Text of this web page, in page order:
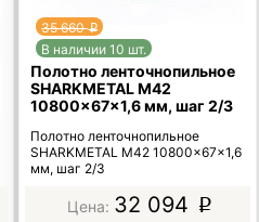
35 660p
В наличии 10 шт.
Полотно ленточнопильное
SHARKMETAL M42
10800×67×1,6 мм, шаг 2/3
Полотно ленточнопильное
SHARKMETAL M42 10800×67×1,6
мм, шаг 2/3
32 094 p